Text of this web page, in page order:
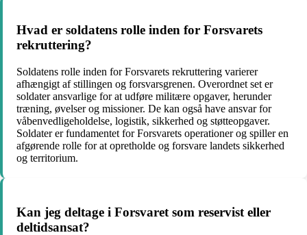
Hvad er soldatens rolle inden for Forsvarets
rekruttering?
Soldatens rolle inden for Forsvarets rekruttering varierer
afhængigt af stillingen og forsvarsgrenen. Overordnet set er
soldater ansvarlige for at udføre militære opgaver, herunder
træning, øvelser og missioner. De kan også have ansvar for
våbenvedligeholdelse, logistik, sikkerhed og støtteopgaver.
Soldater er fundamentet for Forsvarets operationer og spiller en
afgørende rolle for at opretholde og forsvare landets sikkerhed
og territorium.
Kan jeg deltage i Forsvaret som reservist eller
deltidsansat?